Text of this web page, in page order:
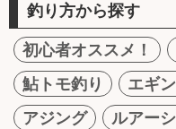
釣り方から探す
初心者オススメ！
鮎トモ釣り
エギ
アジング
ルアー